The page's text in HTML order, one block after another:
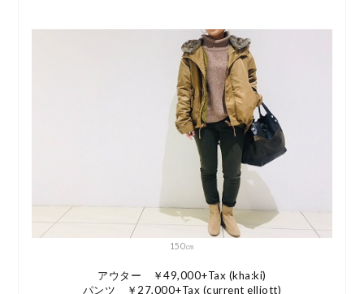
150㎝
アウター ￥49,000+Tax (kha:ki)
パンツ ￥27,000+Tax (current elliott)